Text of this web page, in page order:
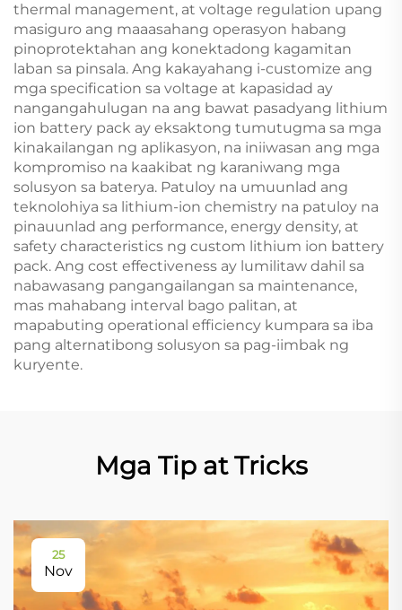
thermal management, at voltage regulation upang
masiguro ang maaasahang operasyon habang
pinoprotektahan ang konektadong kagamitan
laban sa pinsala. Ang kakayahang i-customize ang
mga specification sa voltage at kapasidad ay
nangangahulugan na ang bawat pasadyang lithium
ion battery pack ay eksaktong tumutugma sa mga
kinakailangan ng aplikasyon, na iniiwasan ang mga
kompromiso na kaakibat ng karaniwang mga
solusyon sa baterya. Patuloy na umuunlad ang
teknolohiya sa lithium-ion chemistry na patuloy na
pinauunlad ang performance, energy density, at
safety characteristics ng custom lithium ion battery
pack. Ang cost effectiveness ay lumilitaw dahil sa
nabawasang pangangailangan sa maintenance,
mas mahabang interval bago palitan, at
mapabuting operational efficiency kumpara sa iba
pang alternatibong solusyon sa pag-iimbak ng
kuryente.
Mga Tip at Tricks
25
Nov